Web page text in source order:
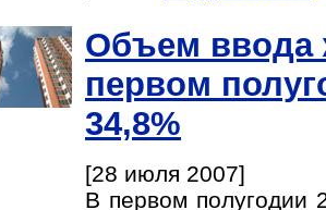
Объем ввода
первом
34,8%
[28 июля 2007]
В первом полугодии